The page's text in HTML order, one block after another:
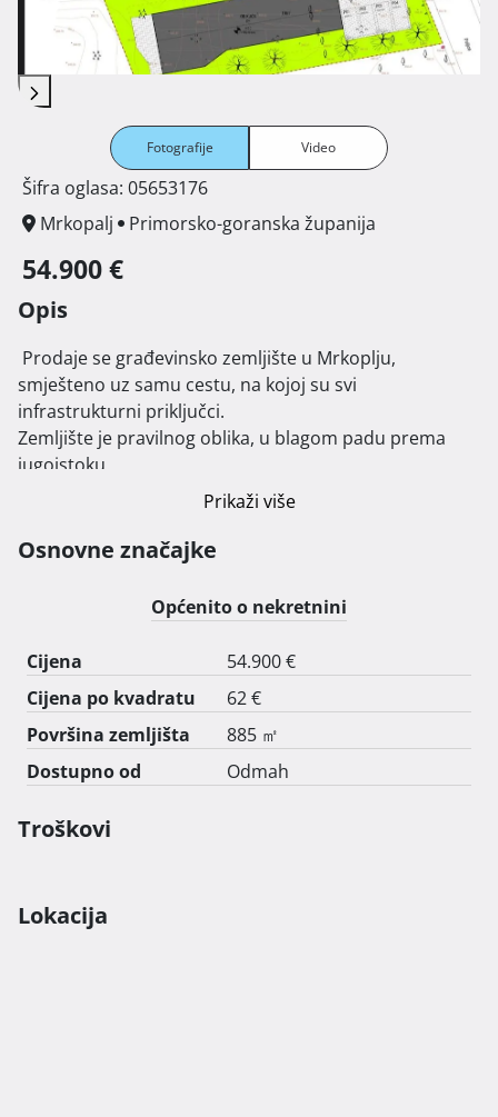
Fotografije Video
Šifra oglasa: 05653176
Mrkopalj
Primorsko-goranska županija
54.900 €
Opis
smješteno uz samu cestu, na kojoj su svi
infrastrukturni priključci.
Zemljište je pravilnog oblika, u blagom padu prema
jugoistoku.
Na zemljištu se nalaze zasadjena stabla voćaka i po
stvaraju privatnu atmosferu.
Sa zemljišta se pruža prekrasan pogled na
poljoprivredna zemljišta i okolna brda.
Postoji izrađen idejni projekt za gradnju kuće za najam
na predmetnom zemljištu koja bi smještala 8-10 osoba.
Prikaži više
Osnovne značajke
Općenito o nekretnini
Cijena
54.900 €
Cijena po kvadratu
62 €
Površina zemljišta
885 ㎡
Dostupno od
Odmah
Troškovi
Lokacija